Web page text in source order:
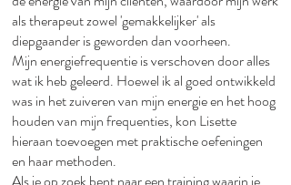
als therapeut zowel 'gemakkelijker' als
diepgaander is geworden dan voorheen.​
Mijn energiefrequentie is verschoven door alles
wat ik heb geleerd. Hoewel ik al goed ontwikkeld
was in het zuiveren van mijn energie en het hoog
houden van mijn frequenties, kon Lisette
hieraan toevoegen met praktische oefeningen
en haar methoden.​